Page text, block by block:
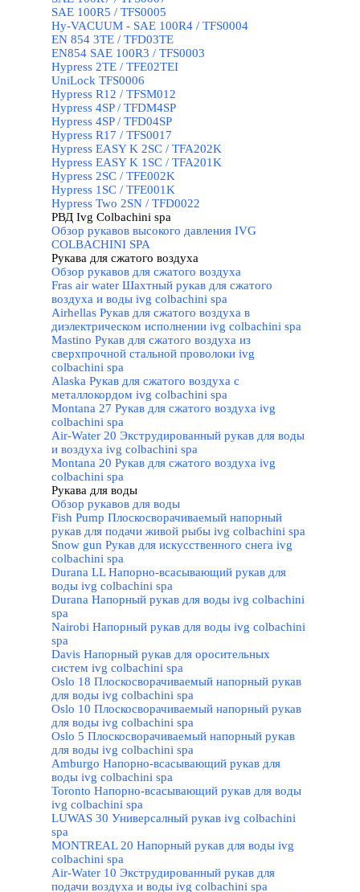
SAE 100R5 / TFS0005
Hy-VACUUM - SAE 100R4 / TFS0004
EN 854 3TE / TFD03TE
EN854 SAE 100R3 / TFS0003
Hypress 2TE / TFE02TEI
UniLock TFS0006
Hypress R12 / TFSM012
Hypress 4SP / TFDM4SP
Hypress 4SP / TFD04SP
Hypress R17 / TFS0017
Hypress EASY K 2SC / TFA202K
Hypress EASY K 1SC / TFA201K
Hypress 2SC / TFE002K
Hypress 1SC / TFE001K
Hypress Two 2SN / TFD0022
РВД Ivg Colbachini spa
Обзор рукавов высокого давления IVG
COLBACHINI SPA
Рукава для сжатого воздуха
Обзор рукавов для сжатого воздуха
Fras air water Шахтный рукав для сжатого
воздуха и воды ivg colbachini spa
Airhellas Рукав для сжатого воздуха в
диэлектрическом исполнении ivg colbachini spa
Mastino Рукав для сжатого воздуха из
сверхпрочной стальной проволоки ivg
colbachini spa
Alaska Рукав для сжатого воздуха с
металлокордом ivg colbachini spa
Montana 27 Рукав для сжатого воздуха ivg
colbachini spa
Air-Water 20 Экструдированный рукав для воды
и воздуха ivg colbachini spa
Montana 20 Рукав для сжатого воздуха ivg
colbachini spa
Рукава для воды
Обзор рукавов для воды
Fish Pump Плоскосворачиваемый напорный
рукав для подачи живой рыбы ivg colbachini spa
Snow gun Рукав для искусственного снега ivg
colbachini spa
Durana LL Напорно-всасывающий рукав для
воды ivg colbachini spa
Durana Напорный рукав для воды ivg colbachini
spa
Nairobi Напорный рукав для воды ivg colbachini
spa
Davis Напорный рукав для оросительных
систем ivg colbachini spa
Oslo 18 Плоскосворачиваемый напорный рукав
для воды ivg colbachini spa
Oslo 10 Плоскосворачиваемый напорный рукав
для воды ivg colbachini spa
Oslo 5 Плоскосворачиваемый напорный рукав
для воды ivg colbachini spa
Amburgo Напорно-всасывающий рукав для
воды ivg colbachini spa
Toronto Напорно-всасывающий рукав для воды
ivg colbachini spa
LUWAS 30 Универсалный рукав ivg colbachini
spa
MONTREAL 20 Напорный рукав для воды ivg
colbachini spa
Air-Water 10 Экструдированный рукав для
подачи воздуха и воды ivg colbachini spa